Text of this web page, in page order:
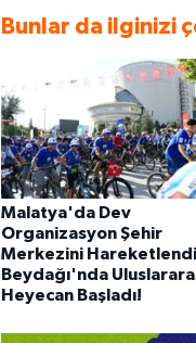
Bunlar da ilginizi
Malatya'da Dev
Organizasyon Şehir
Merkezini
Beydağı'nda
Heyecan Başladı!